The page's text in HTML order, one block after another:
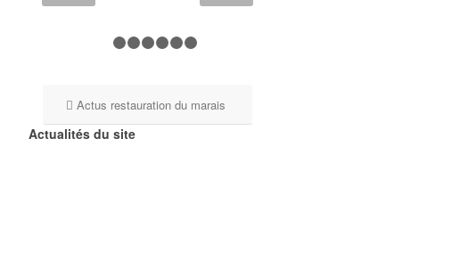
1
Actus restauration du marais
Actualités du site